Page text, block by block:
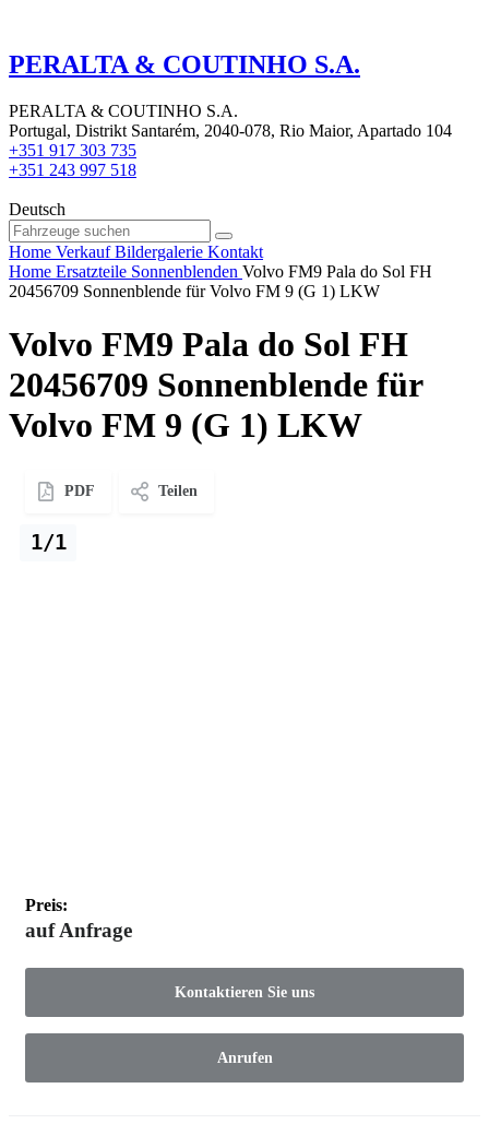
PERALTA & COUTINHO S.A.
PERALTA & COUTINHO S.A.
Portugal, Distrikt Santarém, 2040-078, Rio Maior, Apartado 104
+351 917 303 735
+351 243 997 518
Deutsch
Home Verkauf Bildergalerie Kontakt
Home Ersatzteile Sonnenblenden Volvo FM9 Pala do Sol FH
20456709 Sonnenblende für Volvo FM 9 (G 1) LKW
Volvo FM9 Pala do Sol FH
20456709 Sonnenblende für
Volvo FM 9 (G 1) LKW
PDF Teilen
1/1
Preis:
auf Anfrage
Kontaktieren Sie uns
Anrufen